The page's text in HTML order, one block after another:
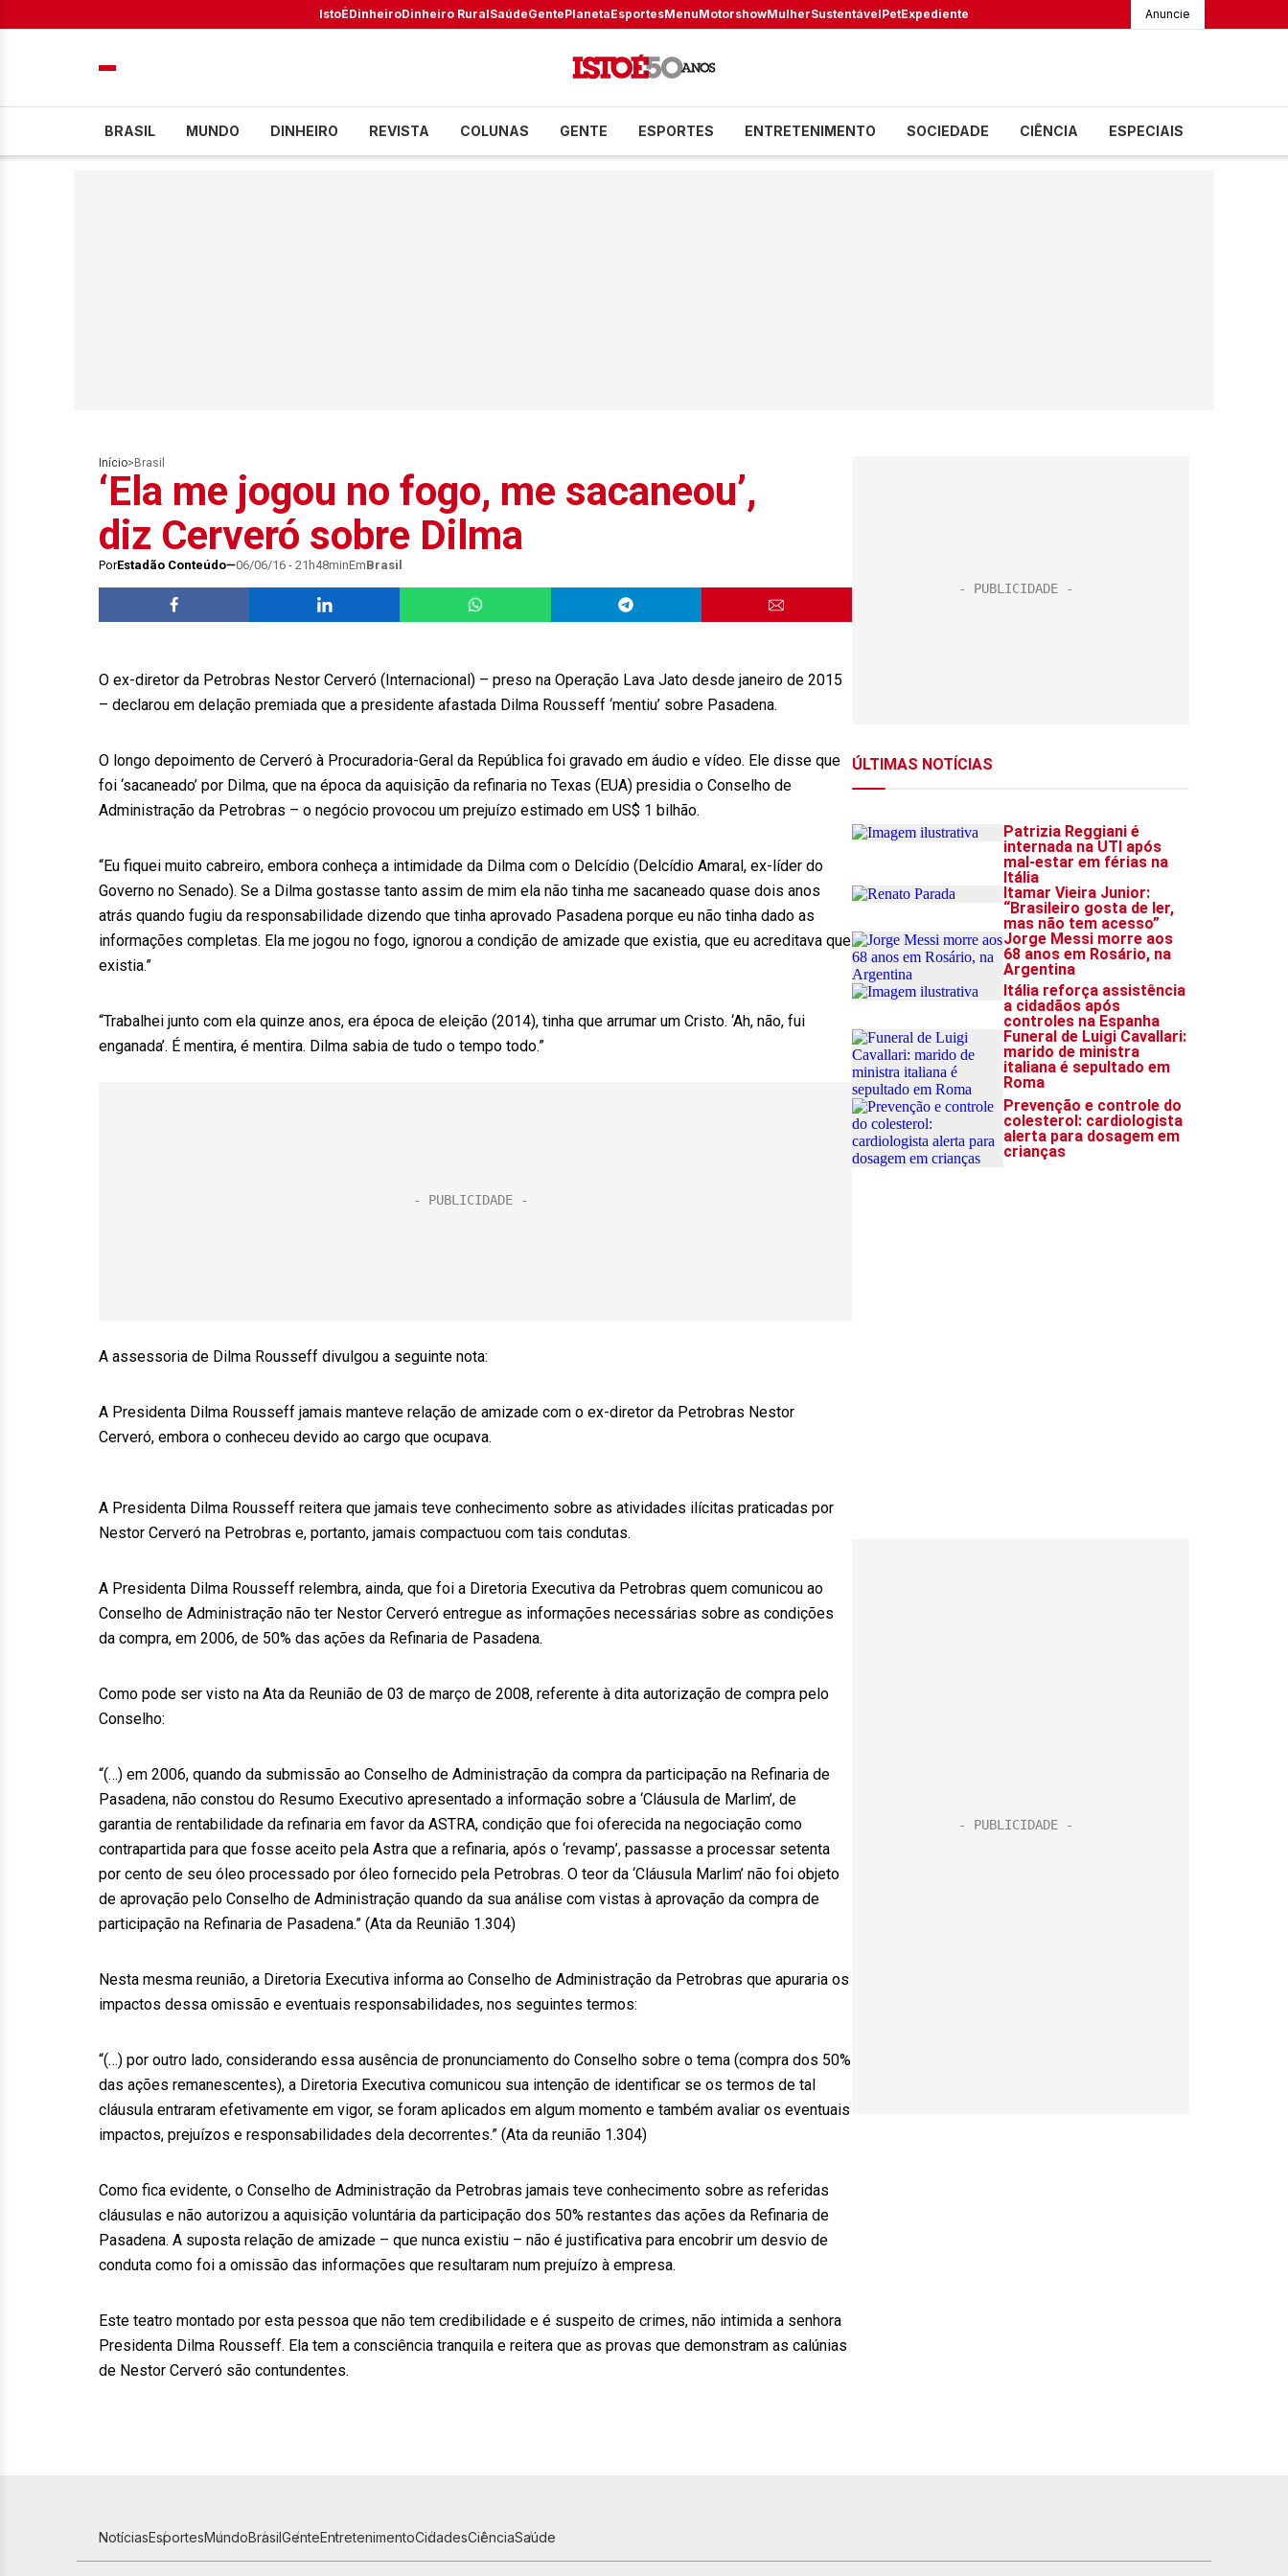
IstoÉDinheiroDinheiro RuralSaúdeGentePlanetaEsportesMenuMotorshowMulherSustentávelPetExpediente Anuncie
BRASIL MUNDO DINHEIRO REVISTA COLUNAS GENTE ESPORTES ENTRETENIMENTO SOCIEDADE CIÊNCIA ESPECIAIS
Início> Brasil
‘Ela me jogou no fogo, me sacaneou’,
diz Cerveró sobre Dilma
PorEstadão Conteúdo 06/06/16 - 21h48minEmBrasil
O ex-diretor da Petrobras Nestor Cerveró (Internacional) – preso na Operação Lava Jato desde janeiro de 2015
– declarou em delação premiada que a presidente afastada Dilma Rousseff ‘mentiu’ sobre Pasadena.
O longo depoimento de Cerveró à Procuradoria-Geral da República foi gravado em áudio e vídeo. Ele disse que
foi ‘sacaneado’ por Dilma, que na época da aquisição da refinaria no Texas (EUA) presidia o Conselho de
Administração da Petrobras – o negócio provocou um prejuízo estimado em US$ 1 bilhão.
“Eu fiquei muito cabreiro, embora conheça a intimidade da Dilma com o Delcídio (Delcídio Amaral, ex-líder do
Governo no Senado). Se a Dilma gostasse tanto assim de mim ela não tinha me sacaneado quase dois anos
atrás quando fugiu da responsabilidade dizendo que tinha aprovado Pasadena porque eu não tinha dado as
informações completas. Ela me jogou no fogo, ignorou a condição de amizade que existia, que eu acreditava que
existia.”
“Trabalhei junto com ela quinze anos, era época de eleição (2014), tinha que arrumar um Cristo. ‘Ah, não, fui
enganada’. É mentira, é mentira. Dilma sabia de tudo o tempo todo.”
A assessoria de Dilma Rousseff divulgou a seguinte nota:
A Presidenta Dilma Rousseff jamais manteve relação de amizade com o ex-diretor da Petrobras Nestor
Cerveró, embora o conheceu devido ao cargo que ocupava.
A Presidenta Dilma Rousseff reitera que jamais teve conhecimento sobre as atividades ilícitas praticadas por
Nestor Cerveró na Petrobras e, portanto, jamais compactuou com tais condutas.
A Presidenta Dilma Rousseff relembra, ainda, que foi a Diretoria Executiva da Petrobras quem comunicou ao
Conselho de Administração não ter Nestor Cerveró entregue as informações necessárias sobre as condições
da compra, em 2006, de 50% das ações da Refinaria de Pasadena.
Como pode ser visto na Ata da Reunião de 03 de março de 2008, referente à dita autorização de compra pelo
Conselho:
“(…) em 2006, quando da submissão ao Conselho de Administração da compra da participação na Refinaria de
Pasadena, não constou do Resumo Executivo apresentado a informação sobre a ‘Cláusula de Marlim’, de
garantia de rentabilidade da refinaria em favor da ASTRA, condição que foi oferecida na negociação como
contrapartida para que fosse aceito pela Astra que a refinaria, após o ‘revamp’, passasse a processar setenta
por cento de seu óleo processado por óleo fornecido pela Petrobras. O teor da ‘Cláusula Marlim’ não foi objeto
de aprovação pelo Conselho de Administração quando da sua análise com vistas à aprovação da compra de
participação na Refinaria de Pasadena.” (Ata da Reunião 1.304)
Nesta mesma reunião, a Diretoria Executiva informa ao Conselho de Administração da Petrobras que apuraria os
impactos dessa omissão e eventuais responsabilidades, nos seguintes termos:
“(…) por outro lado, considerando essa ausência de pronunciamento do Conselho sobre o tema (compra dos 50%
das ações remanescentes), a Diretoria Executiva comunicou sua intenção de identificar se os termos de tal
cláusula entraram efetivamente em vigor, se foram aplicados em algum momento e também avaliar os eventuais
impactos, prejuízos e responsabilidades dela decorrentes.” (Ata da reunião 1.304)
Como fica evidente, o Conselho de Administração da Petrobras jamais teve conhecimento sobre as referidas
cláusulas e não autorizou a aquisição voluntária da participação dos 50% restantes das ações da Refinaria de
Pasadena. A suposta relação de amizade – que nunca existiu – não é justificativa para encobrir um desvio de
conduta como foi a omissão das informações que resultaram num prejuízo à empresa.
Este teatro montado por esta pessoa que não tem credibilidade e é suspeito de crimes, não intimida a senhora
Presidenta Dilma Rousseff. Ela tem a consciência tranquila e reitera que as provas que demonstram as calúnias
de Nestor Cerveró são contundentes.
NotíciasEsportesMundoBrasilGenteEntretenimentoCidadesCiênciaSaúde